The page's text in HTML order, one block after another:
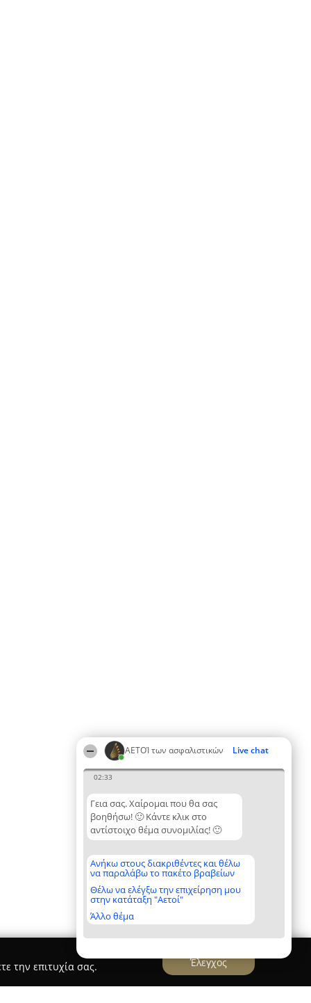
ΑΕΤΟΊ των ασφαλιστικών Live chat
02:33
Γεια σας. Χαίρομαι που θα σας
βοηθήσω! 🙂 Κάντε κλικ στο
αντίστοιχο θέμα συνομιλίας! 🙂
Ανήκω στους διακριθέντες και θέλω
να παραλάβω το πακέτο βραβείων
Θέλω να ελέγξω την επιχείρηση μου
στην κατάταξη "Αετοί"
Άλλο θέμα
την επιτυχία σας. Έλεγχος